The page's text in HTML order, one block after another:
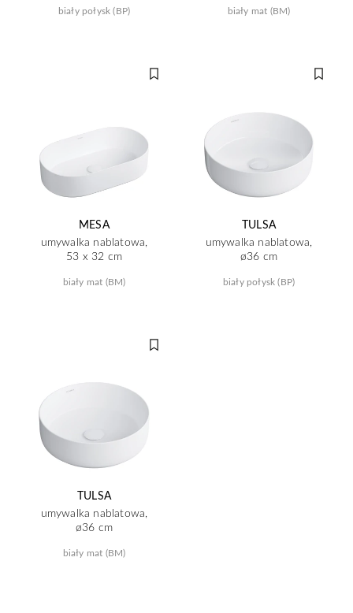
biały połysk (BP) biały mat (BM)
MESA
umywalka nablatowa,
53 x 32 cm
biały mat (BM)
TULSA
umywalka nablatowa,
ø36 cm
biały połysk (BP)
TULSA
umywalka nablatowa,
ø36 cm
biały mat (BM)